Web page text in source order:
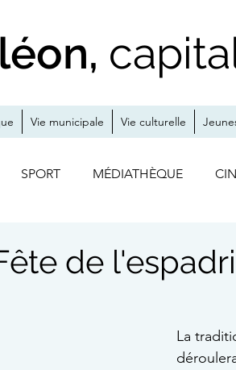
Vie municipale Vie culturelle
SPORT MÉDIATHÈQUE
de
La